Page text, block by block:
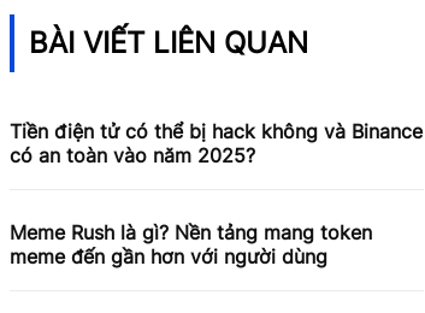
BÀI VIẾT LIÊN QUAN
Tiền điện tử có thể bị hack không và Binance
có an toàn vào năm 2025?
Meme Rush là gì? Nền tảng mang token
meme đến gần hơn với người dùng